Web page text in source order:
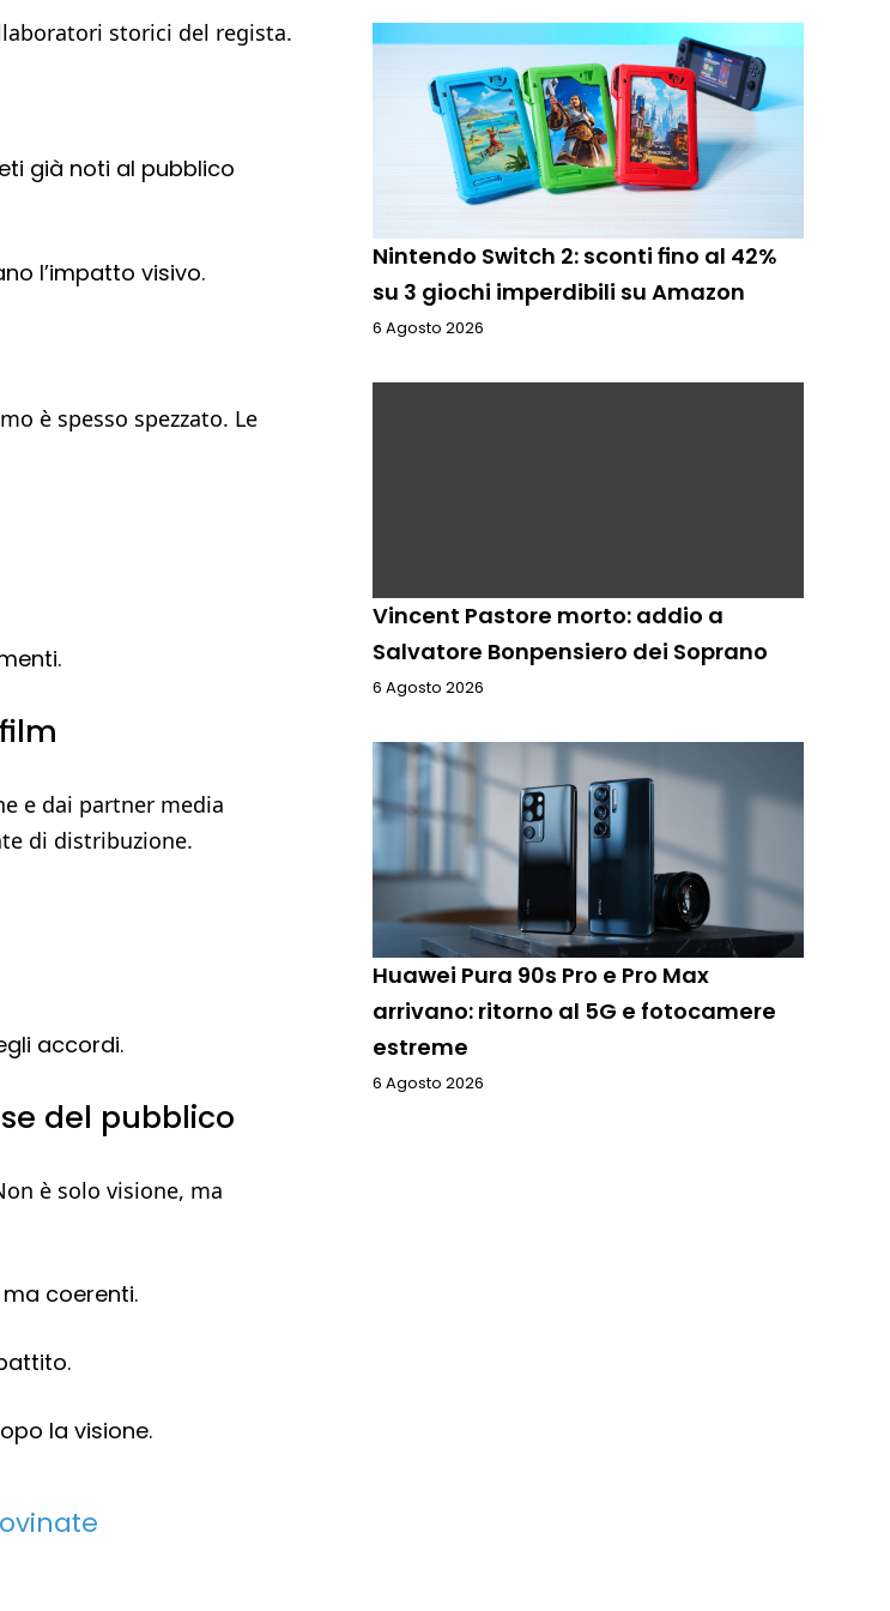
storici del regista.
già noti al pubblico
l’impatto visivo.
è spesso spezzato. Le
e dai partner media
di distribuzione.
accordi.
del pubblico
è solo visione, ma
coerenti.
la visione.
Nintendo Switch 2: sconti fino al 42%
su 3 giochi imperdibili su Amazon
6 Agosto 2026
Vincent Pastore morto: addio a
Salvatore Bonpensiero dei Soprano
6 Agosto 2026
Huawei Pura 90s Pro e Pro Max
arrivano: ritorno al 5G e fotocamere
estreme
6 Agosto 2026